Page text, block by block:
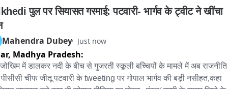
शहडोल जिले के जयसिंहनगर थाना क्षेत्र के ग्राम देवरा में मजदूरी कर लौटे
पत्नी यशोदा और बेटे अंजू के साथ घर पर थे। परिवार के साथ खुशी के
के लिए पिता ने बेटे को 500 रुपये देकर चिकन लाने भेजा। बेटा चिकन
पहुंचा और खुद उसे बनाने की जिद करने लगा। मां ने खाना खराब होने की
जताते हुए उसे मना किया, जिसके बाद दोनों के बीच कहासुनी शुरू हो गई।
देखते ही देखते विवाद इतना बढ़ गया कि गुस्से में बेटे ने पहले अपनी मां पर
पुल पर सियासत गरमाई: पटवारी- भार्गव के ट्वीट ने खींचा
Mahendra Dubey Just now
Madhya Pradesh:
में डालकर नदी के बीच से गुजरती स्कूली बच्चियों के मामले में अब राजनीति
चीफ जीतू पटवारी के tweeting पर गोपाल भार्गव की बड़ी नसीहत,कहा